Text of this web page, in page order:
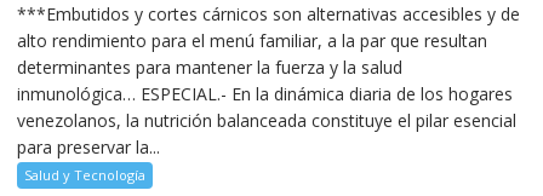
***Embutidos y cortes cárnicos son alternativas accesibles y de
alto rendimiento para el menú familiar, a la par que resultan
determinantes para mantener la fuerza y la salud
inmunológica… ESPECIAL.- En la dinámica diaria de los hogares
venezolanos, la nutrición balanceada constituye el pilar esencial
para preservar la...
Salud y Tecnología